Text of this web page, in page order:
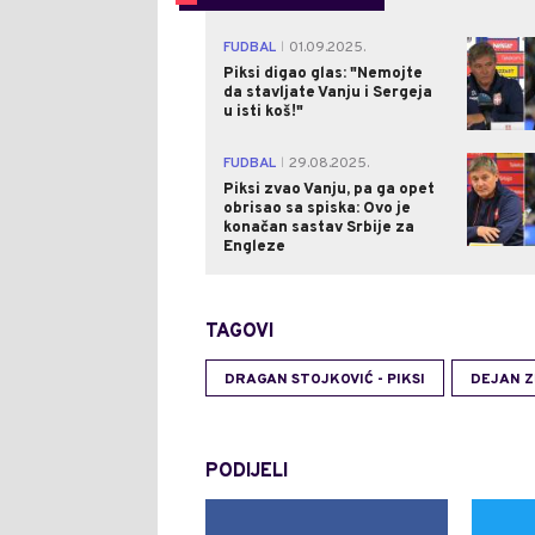
FUDBAL
01.09.2025.
Piksi digao glas: "Nemojte
da stavljate Vanju i Sergeja
u isti koš!"
FUDBAL
29.08.2025.
Piksi zvao Vanju, pa ga opet
obrisao sa spiska: Ovo je
konačan sastav Srbije za
Engleze
TAGOVI
DRAGAN STOJKOVIĆ - PIKSI DEJAN
PODIJELI